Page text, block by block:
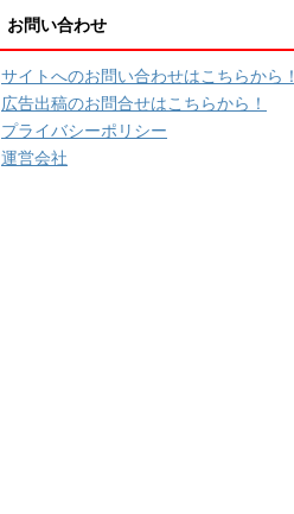
お問い合わせ
サイトへのお問い合わせはこちらから！
広告出稿のお問合せはこちらから！
プライバシーポリシー
運営会社